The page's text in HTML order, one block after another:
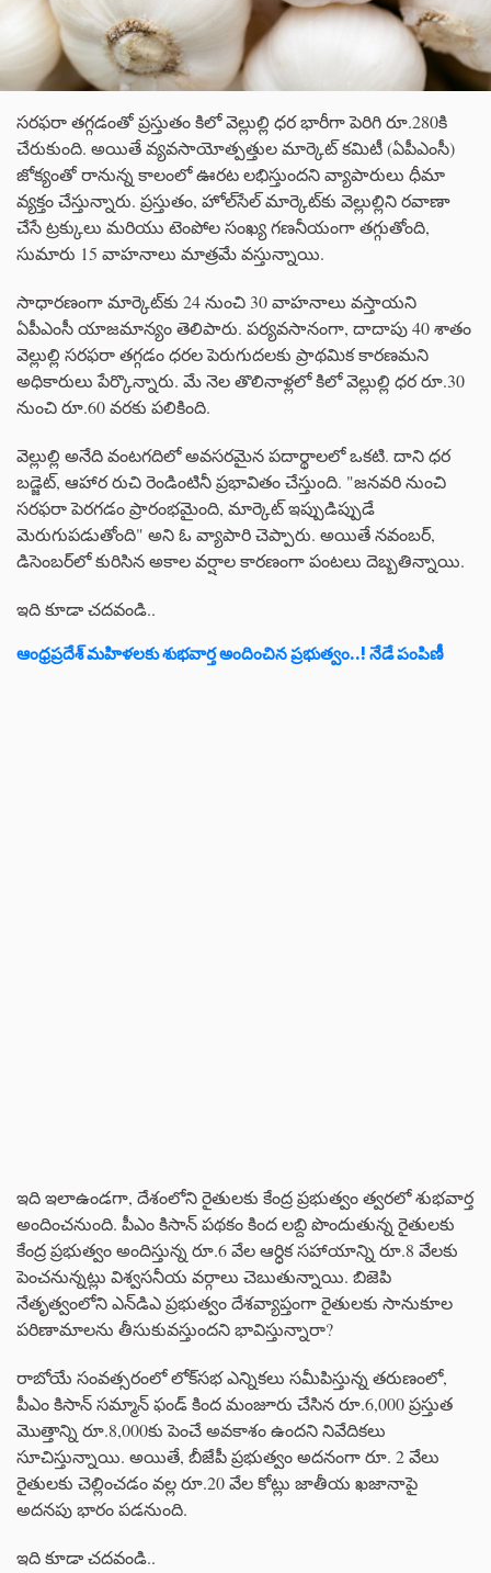
సరఫరా తగ్గడంతో ప్రస్తుతం కిలో వెల్లుల్లి ధర భారీగా పెరిగి రూ.280కి
చేరుకుంది. అయితే వ్యవసాయోత్పత్తుల మార్కెట్‌ కమిటీ (ఏపీఎంసీ)
జోక్యంతో రానున్న కాలంలో ఊరట లభిస్తుందని వ్యాపారులు ధీమా
వ్యక్తం చేస్తున్నారు. ప్రస్తుతం, హోల్‌సేల్ మార్కెట్‌కు వెల్లుల్లిని రవాణా
చేసే ట్రక్కులు మరియు టెంపోల సంఖ్య గణనీయంగా తగ్గుతోంది,
సుమారు 15 వాహనాలు మాత్రమే వస్తున్నాయి.
సాధారణంగా మార్కెట్‌కు 24 నుంచి 30 వాహనాలు వస్తాయని
ఏపీఎంసీ యాజమాన్యం తెలిపారు. పర్యవసానంగా, దాదాపు 40 శాతం
వెల్లుల్లి సరఫరా తగ్గడం ధరల పెరుగుదలకు ప్రాథమిక కారణమని
అధికారులు పేర్కొన్నారు. మే నెల తొలినాళ్లలో కిలో వెల్లుల్లి ధర రూ.30
నుంచి రూ.60 వరకు పలికింది.
వెల్లుల్లి అనేది వంటగదిలో అవసరమైన పదార్థాలలో ఒకటి. దాని ధర
బడ్జెట్, ఆహార రుచి రెండింటినీ ప్రభావితం చేస్తుంది. "జనవరి నుంచి
సరఫరా పెరగడం ప్రారంభమైంది, మార్కెట్ ఇప్పుడిప్పుడే
మెరుగుపడుతోంది" అని ఓ వ్యాపారి చెప్పారు. అయితే నవంబర్,
డిసెంబర్‌లో కురిసిన అకాల వర్షాల కారణంగా పంటలు దెబ్బతిన్నాయి.
ఇది కూడా చదవండి..
ఆంధ్రప్రదేశ్ మహిళలకు శుభవార్త అందించిన ప్రభుత్వం..! నేడే పంపిణీ
ఇది ఇలాఉండగా, దేశంలోని రైతులకు కేంద్ర ప్రభుత్వం త్వరలో శుభవార్త
అందించనుంది. పీఎం కిసాన్ పథకం కింద లబ్ది పొందుతున్న రైతులకు
కేంద్ర ప్రభుత్వం అందిస్తున్న రూ.6 వేల ఆర్ధిక సహాయాన్ని రూ.8 వేలకు
పెంచనున్నట్లు విశ్వసనీయ వర్గాలు చెబుతున్నాయి. బిజెపి
నేతృత్వంలోని ఎన్‌డిఎ ప్రభుత్వం దేశవ్యాప్తంగా రైతులకు సానుకూల
పరిణామాలను తీసుకువస్తుందని భావిస్తున్నారా?
రాబోయే సంవత్సరంలో లోక్‌సభ ఎన్నికలు సమీపిస్తున్న తరుణంలో,
పీఎం కిసాన్ సమ్మాన్ ఫండ్ కింద మంజూరు చేసిన రూ.6,000 ప్రస్తుత
మొత్తాన్ని రూ.8,000కు పెంచే అవకాశం ఉందని నివేదికలు
సూచిస్తున్నాయి. అయితే, బీజేపీ ప్రభుత్వం అదనంగా రూ. 2 వేలు
రైతులకు చెల్లించడం వల్ల రూ.20 వేల కోట్లు జాతీయ ఖజానాపై
అదనపు భారం పడనుంది.
ఇది కూడా చదవండి..